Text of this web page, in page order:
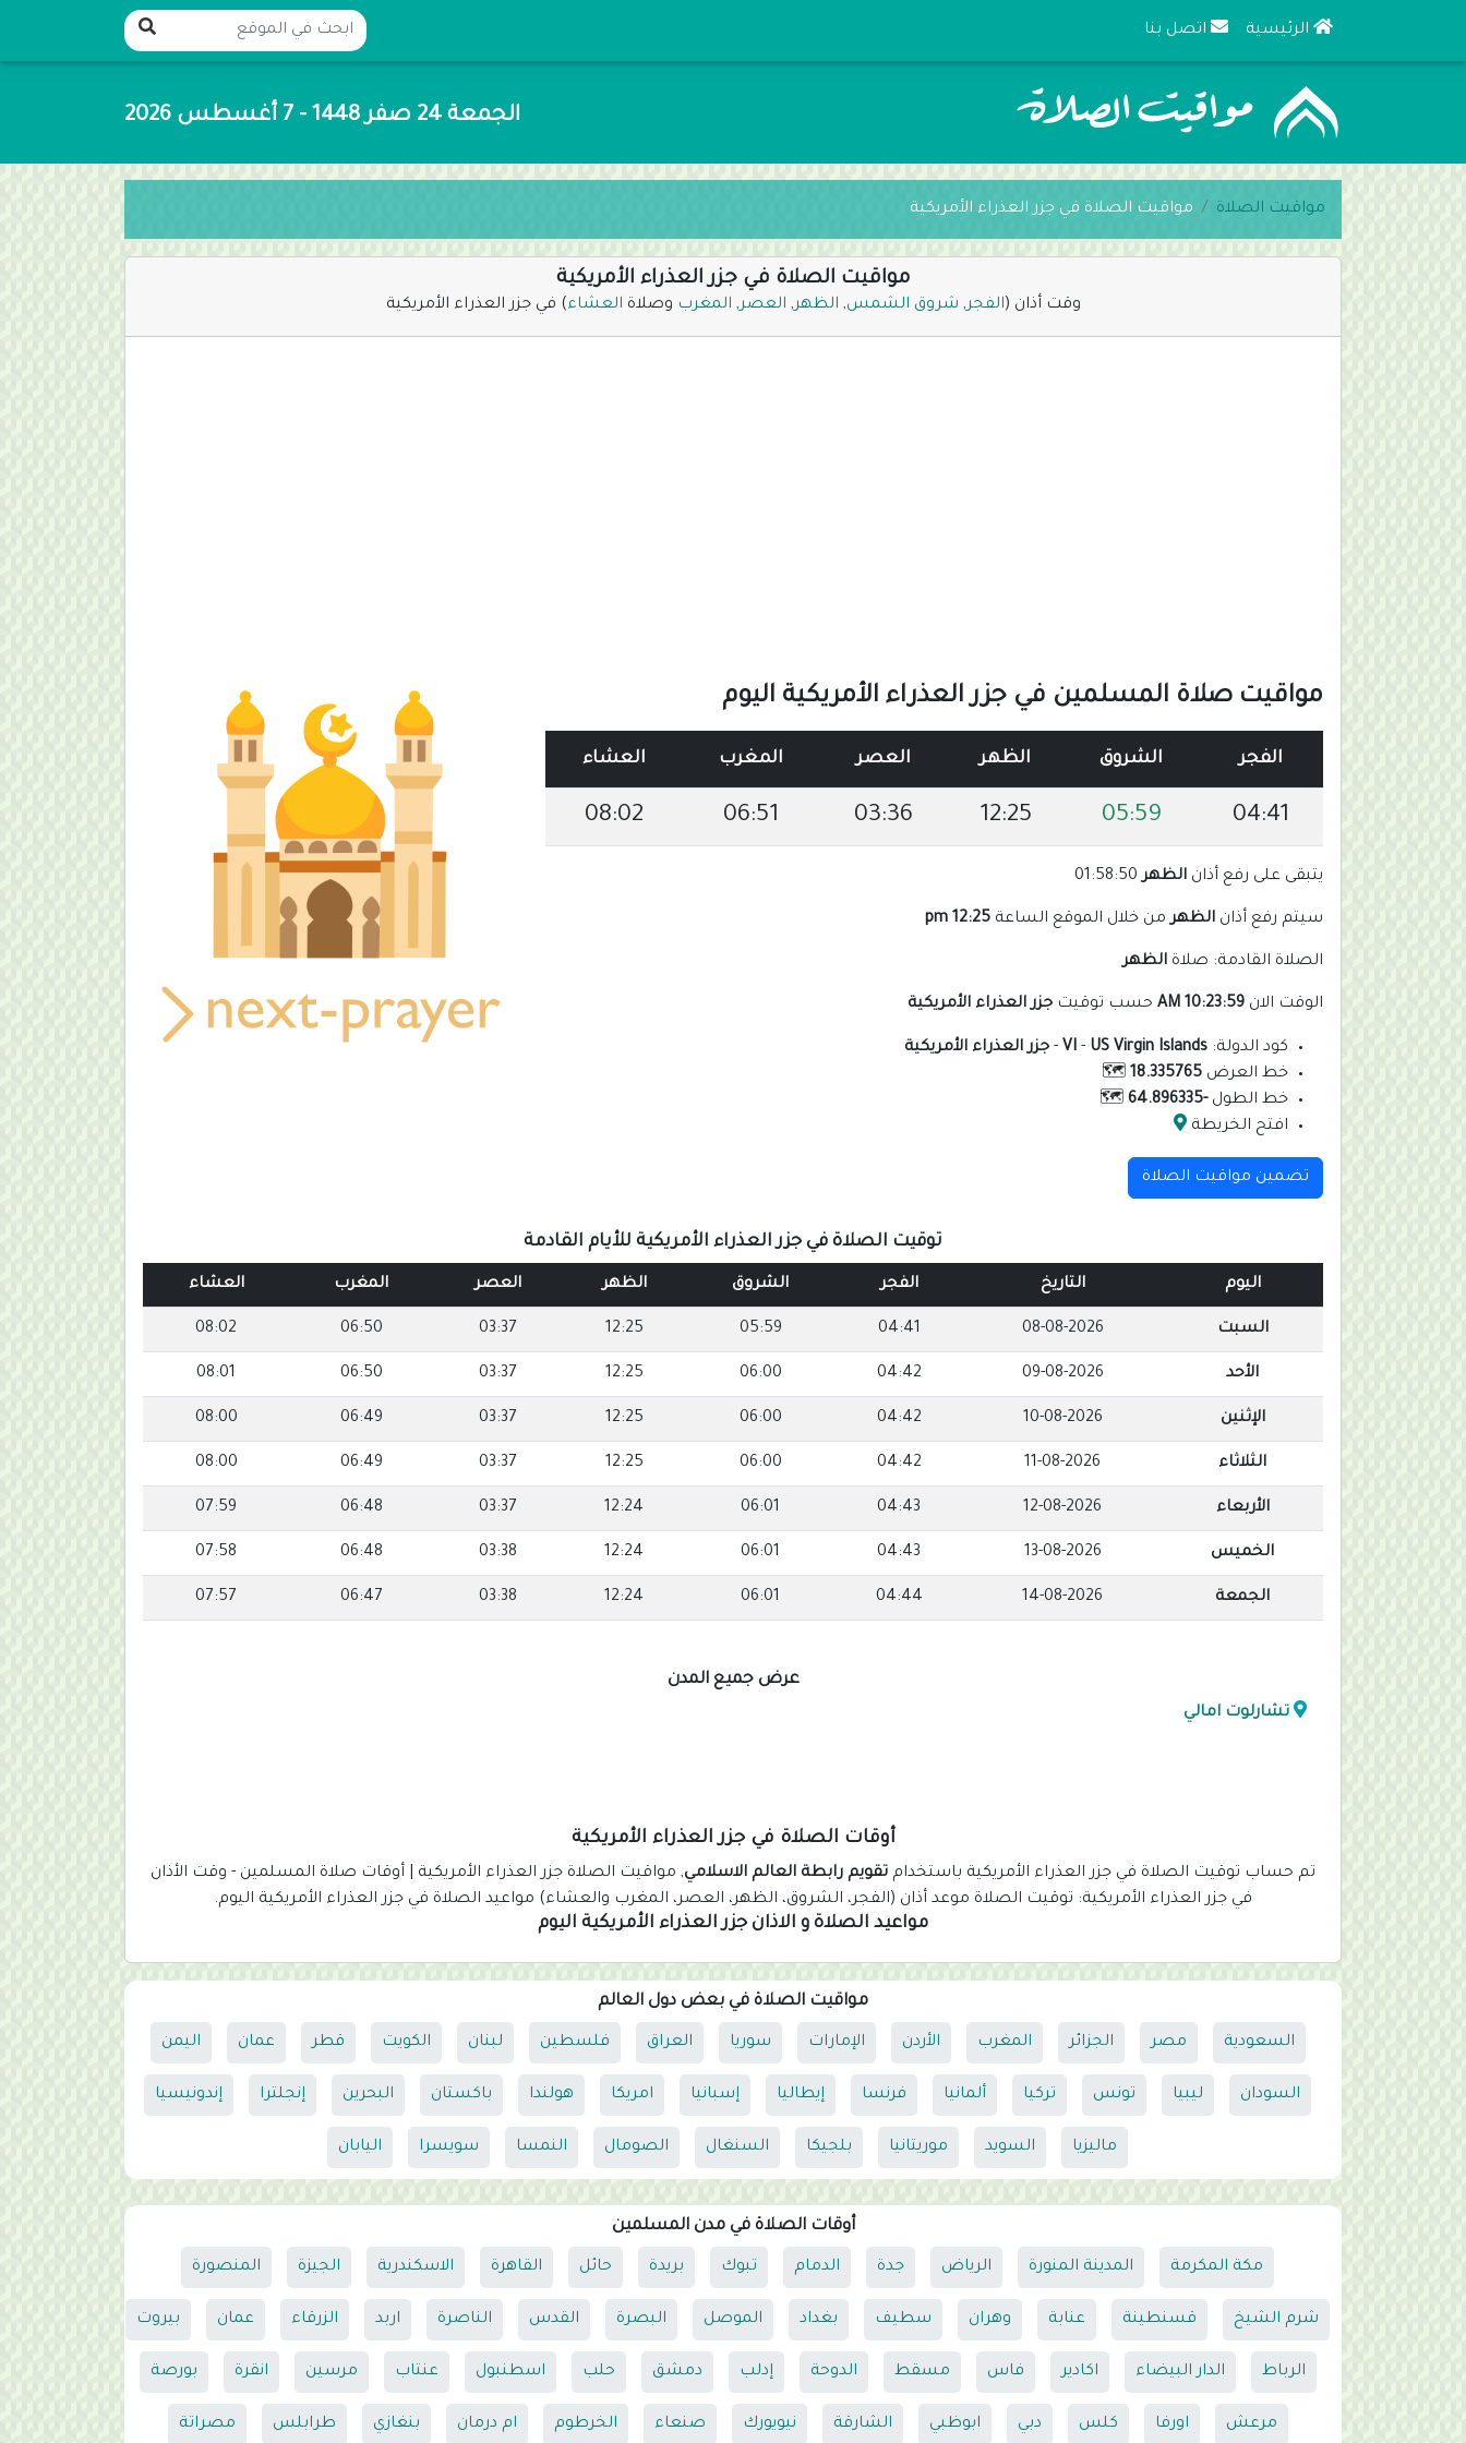
الرئيسية اتصل بنا
الجمعة 24 صفر 1448 - 7 أغسطس 2026
مواقيت الصلاة مواقيت الصلاة في جزر العذراء الأمريكية
مواقيت الصلاة في جزر العذراء الأمريكية
وقت أذان (الفجر, شروق الشمس, الظهر, العصر, المغرب وصلاة العشاء) في جزر العذراء الأمريكية
مواقيت صلاة المسلمين في جزر العذراء الأمريكية اليوم
الفجر الشروق الظهر العصر المغرب العشاء
04:41
05:59
12:25
03:36
06:51
08:02
يتبقى على رفع أذان الظهر 01:58:49
سيتم رفع أذان الظهرمن خلال الموقع الساعة 12:25 pm
الصلاة القادمة: صلاة الظهر
الوقت الان 10:24:00 AM حسب توقيتجزر العذراء الأمريكية
كود الدولة: VI - US Virgin Islands
- جزر العذراء الأمريكية
خط العرض 18.335765
🗺️
خط الطول-64.896335
🗺️
افتح الخريطة
تضمين مواقيت الصلاة
توقيت الصلاة في جزر العذراء الأمريكية للأيام القادمة
اليوم التاريخ الفجر الشروق الظهر العصر المغرب العشاء
السبت 08-08-2026
04:41
05:59
12:25
03:37
06:50
08:02
الأحد 09-08-2026
04:42
06:00
12:25
03:37
06:50
08:01
الإثنين 10-08-2026
04:42
06:00
12:25
03:37
06:49
08:00
الثلاثاء 11-08-2026
04:42
06:00
12:25
03:37
06:49
08:00
الأربعاء 12-08-2026
04:43
06:01
12:24
03:37
06:48
07:59
الخميس 13-08-2026
04:43
06:01
12:24
03:38
06:48
07:58
الجمعة 14-08-2026
04:44
06:01
12:24
03:38
06:47
07:57
عرض جميع المدن
تشارلوت امالي
أوقات الصلاة في جزر العذراء الأمريكية
تم حساب توقيت الصلاة في جزر العذراء الأمريكية باستخدام تقويم رابطة العالم الاسلامي, مواقيت الصلاة جزر العذراء الأمريكية | أوقات صلاة المسلمين - وقت الأذان
في جزر العذراء الأمريكية: توقيت الصلاة موعد أذان (الفجر، الشروق، الظهر، العصر، المغرب والعشاء) مواعيد الصلاة في جزر العذراء الأمريكية اليوم.
مواعيد الصلاة و الاذان جزر العذراء الأمريكية اليوم
مواقيت الصلاة في بعض دول العالم
السعودية مصر الجزائر المغرب الأردن الإمارات سوريا العراق فلسطين لبنان الكويت قطر عمان اليمن
السودان ليبيا تونس تركيا ألمانيا فرنسا إيطاليا إسبانيا امريكا هولندا باكستان البحرين إنجلترا إندونيسيا
ماليزيا السويد موريتانيا بلجيكا السنغال الصومال النمسا سويسرا اليابان
أوقات الصلاة في مدن المسلمين
مكة المكرمة المدينة المنورة الرياض جدة الدمام تبوك بريدة حائل القاهرة الاسكندرية الجيزة المنصورة
شرم الشيخ قسنطينة عنابة وهران سطيف بغداد الموصل البصرة القدس الناصرة اربد الزرقاء عمان بيروت
الرباط الدار البيضاء اكادير فاس مسقط الدوحة إدلب دمشق حلب اسطنبول عنتاب مرسين انقرة بورصة
مرعش اورفا كلس دبي ابوظبي الشارقة نيويورك صنعاء الخرطوم ام درمان بنغازي طرابلس مصراتة